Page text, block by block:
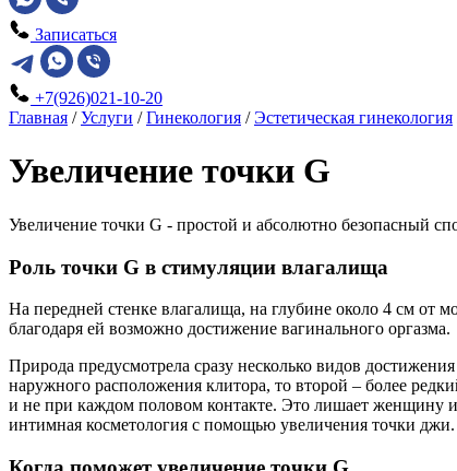
Записаться
+7(926)021-10-20
Главная /Услуги /Гинекология /Эстетическая гинекология
Увеличение точки G
Увеличение точки G - простой и абсолютно безопасный
Роль точки G в стимуляции влагалища
На передней стенке влагалища, на глубине около 4 см от
благодаря ей возможно достижение вагинального оргазма.
Природа предусмотрела сразу несколько видов
наружного расположения клитора, то второй – более
и не при каждом половом контакте. Это лишает женщину
интимная косметология с помощью увеличения точки джи.